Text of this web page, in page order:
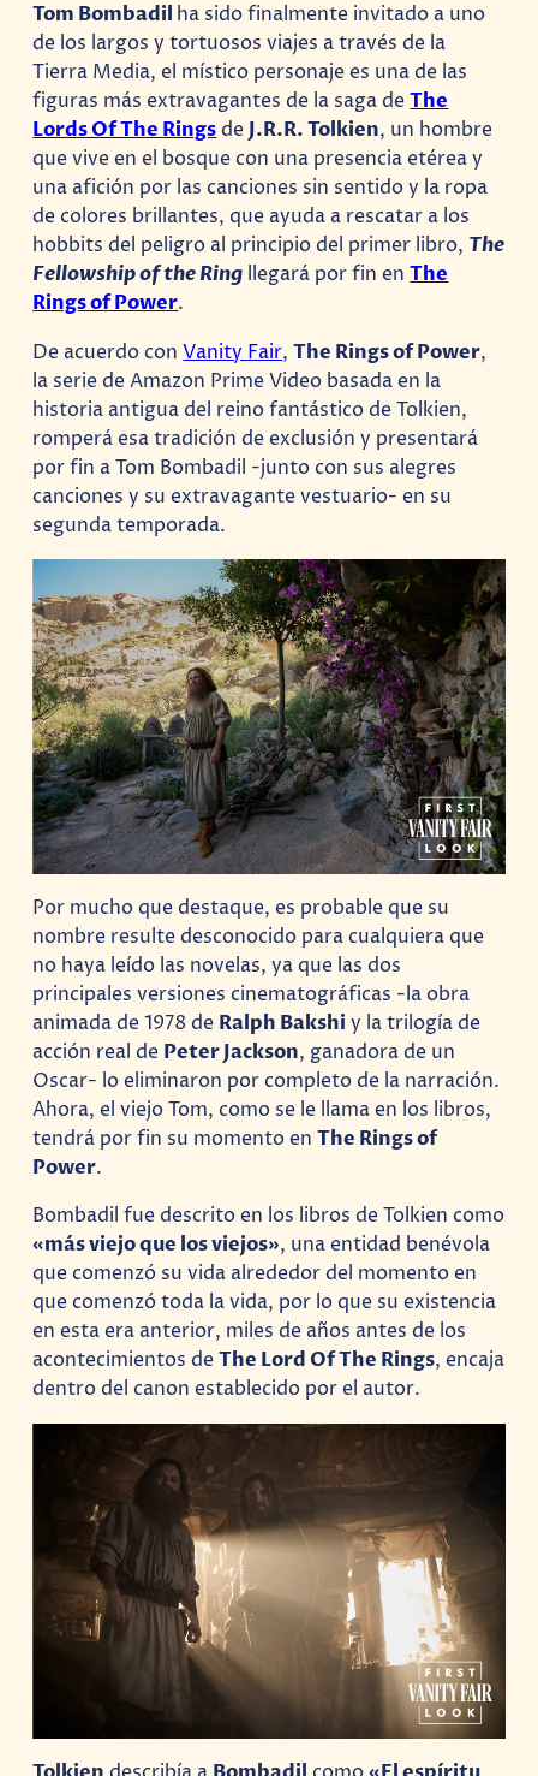
Tom Bombadil ha sido finalmente invitado a uno
de los largos y tortuosos viajes a través de la
Tierra Media, el místico personaje es una de las
figuras más extravagantes de la saga deThe
Lords Of The RingsdeJ.R.R. Tolkien, un hombre
que vive en el bosque con una presencia etérea y
una afición por las canciones sin sentido y la ropa
de colores brillantes, que ayuda a rescatar a los
hobbits del peligro al principio del primer libro, The
Fellowship of the Ring llegará por fin enThe
Rings of Power.
De acuerdo conVanity Fair,The Rings of Power,
la serie de Amazon Prime Video basada en la
historia antigua del reino fantástico de Tolkien,
romperá esa tradición de exclusión y presentará
por fin a Tom Bombadil -junto con sus alegres
canciones y su extravagante vestuario- en su
segunda temporada.
Por mucho que destaque, es probable que su
nombre resulte desconocido para cualquiera que
no haya leído las novelas, ya que las dos
principales versiones cinematográficas -la obra
animada de 1978 de Ralph Bakshi y la trilogía de
acción real de Peter Jackson, ganadora de un
Oscar- lo eliminaron por completo de la narración.
Ahora, el viejo Tom, como se le llama en los libros,
tendrá por fin su momento enThe Rings of
Power.
Bombadil fue descrito en los libros de Tolkien como
«más viejo que los viejos», una entidad benévola
que comenzó su vida alrededor del momento en
que comenzó toda la vida, por lo que su existencia
en esta era anterior, miles de años antes de los
acontecimientos deThe Lord Of The Rings, encaja
dentro del canon establecido por el autor.